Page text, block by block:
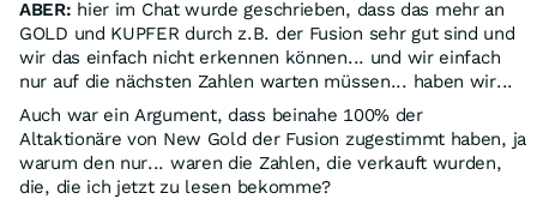
ABER: hier im Chat wurde geschrieben, dass das mehr an
GOLD und KUPFER durch z.B. der Fusion sehr gut sind und
wir das einfach nicht erkennen können... und wir einfach
nur auf die nächsten Zahlen warten müssen... haben wir...
Auch war ein Argument, dass beinahe 100% der
Altaktionäre von New Gold der Fusion zugestimmt haben, ja
warum den nur... waren die Zahlen, die verkauft wurden,
die, die ich jetzt zu lesen bekomme?